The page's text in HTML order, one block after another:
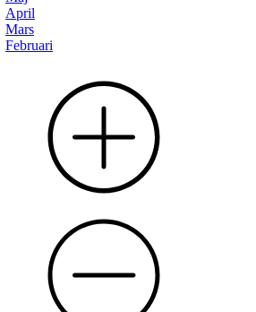
April
Mars
Februari